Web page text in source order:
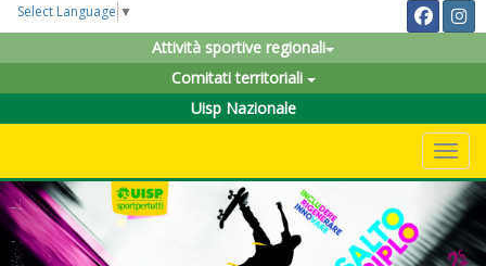
Select Language ▼
Attività sportive regionali
Comitati territoriali
Uisp Nazionale
Previous